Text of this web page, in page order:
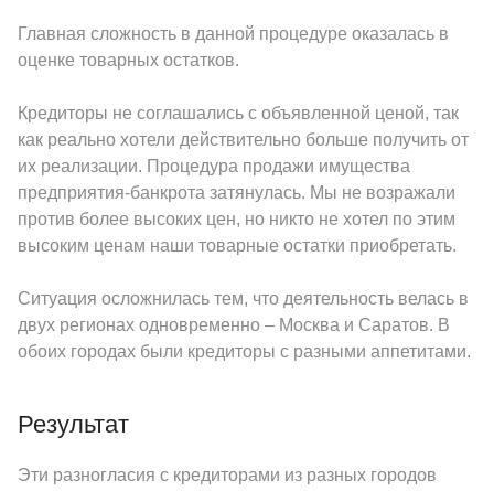
Главная сложность в данной процедуре оказалась в
оценке товарных остатков.
Кредиторы не соглашались с объявленной ценой, так
как реально хотели действительно больше получить от
их реализации. Процедура продажи имущества
предприятия-банкрота затянулась. Мы не возражали
против более высоких цен, но никто не хотел по этим
высоким ценам наши товарные остатки приобретать.
Ситуация осложнилась тем, что деятельность велась в
двух регионах одновременно – Москва и Саратов. В
обоих городах были кредиторы с разными аппетитами.
Результат
Эти разногласия с кредиторами из разных городов